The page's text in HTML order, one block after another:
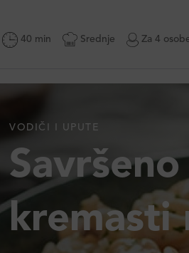
40 min Srednje Za 4
VODIČI I UPUTE
Savršeno
kremasti